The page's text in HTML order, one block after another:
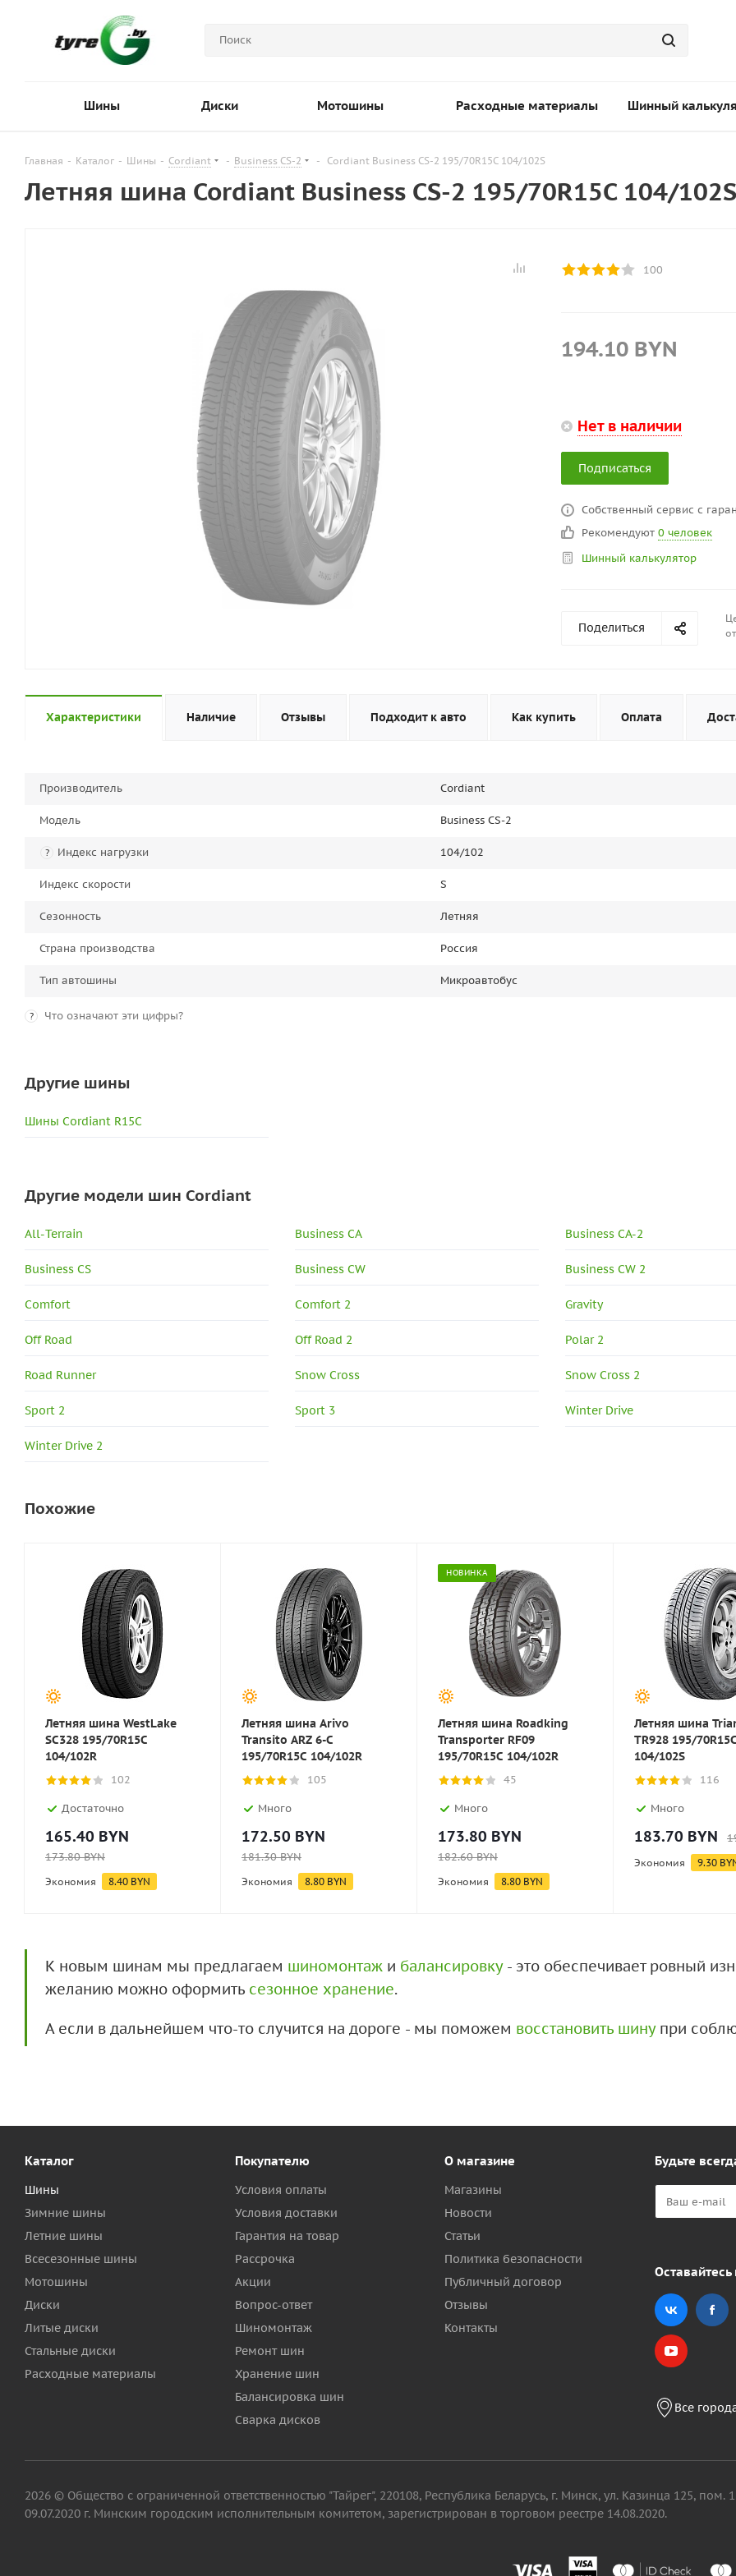
Шины Диски Мотошины Расходные материалы Шинный
Главная - Каталог - Шины - Cordiant - Business CS-2 - Cordiant Business CS-2 195/70R15C 104/102S
Летняя шина Cordiant Business CS-2 195/70R15C 104/102S
100
194.10 BYN
Нет в наличии
Подписаться
Собственный сервис с
Рекомендуют 0 человек
Шинный калькулятор
Поделиться
Характеристики Наличие Отзывы Подходит к авто Как купить Оплата
Производитель Cordiant
Модель Business CS-2
? Индекс нагрузки 104/102
Индекс скорости S
Сезонность Летняя
Страна производства Россия
Тип автошины Микроавтобус
? Что означают эти цифры?
Другие шины
Шины Cordiant R15C
Другие модели шин Cordiant
All-Terrain Business CA Business CA-2
Business CS Business CW Business CW 2
Comfort Comfort 2 Gravity
Off Road Off Road 2 Polar 2
Road Runner Snow Cross Snow Cross 2
Sport 2 Sport 3 Winter Drive
Winter Drive 2
Похожие
Летняя шина WestLake
SC328 195/70R15C
104/102R
102
Достаточно
165.40 BYN
173.80BYN
Экономия 8.40 BYN
Летняя шина Arivo
Transito ARZ 6-C
195/70R15C 104/102R
105
Много
172.50 BYN
181.30BYN
Экономия 8.80 BYN
НОВИНКА
Летняя шина Roadking
Transporter RF09
195/70R15C 104/102R
45
Много
173.80 BYN
182.60BYN
Экономия 8.80 BYN
Летняя шина
TR928 195/70R15C
104/102S
116
Много
183.70 BYN
Экономия 9.30
К новым шинам мы предлагаем шиномонтаж и балансировку- это обеспечивает ровный
желанию можно оформить сезонное хранение.
А если в дальнейшем что-то случится на дороге - мы поможем восстановить шинупри
Каталог
Шины
Зимние шины
Летние шины
Всесезонные шины
Мотошины
Диски
Литые диски
Стальные диски
Расходные материалы
Покупателю
Условия оплаты
Условия доставки
Гарантия на товар
Рассрочка
Акции
Вопрос-ответ
Шиномонтаж
Ремонт шин
Хранение шин
Балансировка шин
Сварка дисков
О магазине
Магазины
Новости
Статьи
Политика безопасности
Публичный договор
Отзывы
Контакты
Будьте
Оставайтесь
Все
2026 © Общество с ограниченной ответственностью "Тайрег", 220108, Республика Беларусь, г. Минск, ул. Казинца 125,
09.07.2020 г. Минским городским исполнительным комитетом, зарегистрирован в торговом реестре 14.08.2020.